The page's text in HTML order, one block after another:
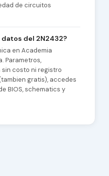
de circuitos
del 2N2432?
en Academia
Parametros,
costo ni registro
gratis), accedes
BIOS, schematics y